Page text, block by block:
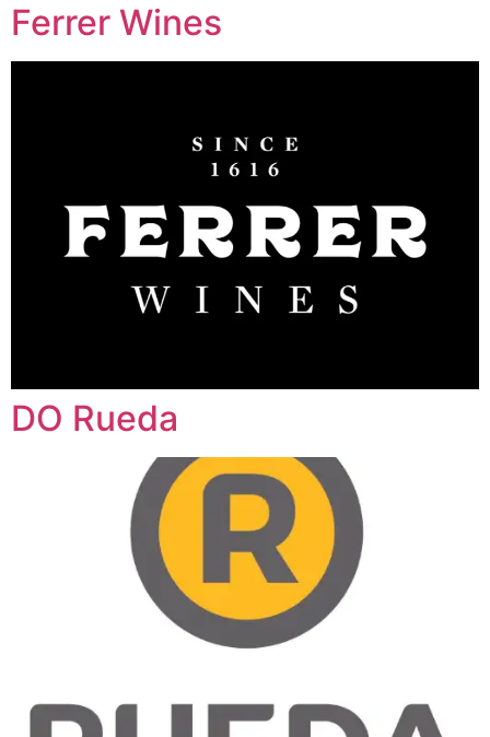
Ferrer Wines
DO Rueda